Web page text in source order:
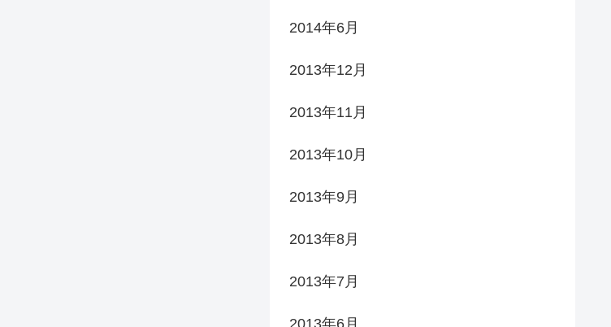
2014年6月
2013年12月
2013年11月
2013年10月
2013年9月
2013年8月
2013年7月
2013年6月